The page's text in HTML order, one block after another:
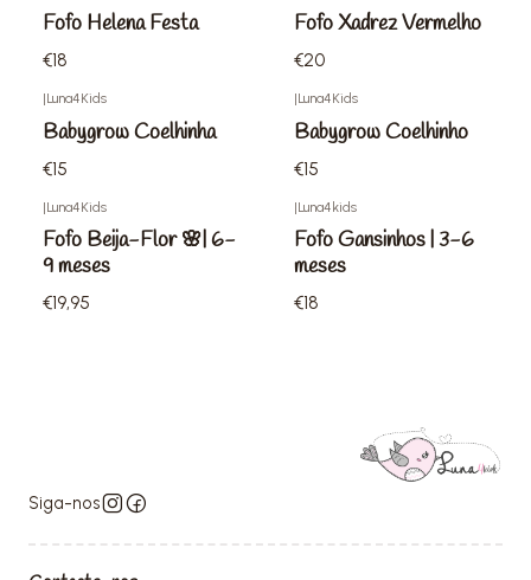
Fofo Helena Festa
€18
Fofo Xadrez Vermelho
€20
|Luna4Kids
Babygrow Coelhinha
€15
|Luna4Kids
Babygrow Coelhinho
€15
|Luna4Kids
Fofo Beija-Flor 🌸| 6-
9 meses
€19,95
|Luna4kids
Fofo Gansinhos | 3-6
meses
€18
Siga-nos